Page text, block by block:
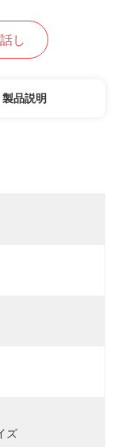
し
製品説明
ズ